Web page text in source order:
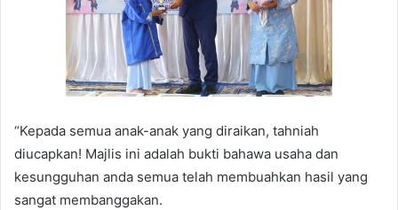
“Kepada semua anak-anak yang diraikan, tahniah
diucapkan! Majlis ini adalah bukti bahawa usaha dan
kesungguhan anda semua telah membuahkan hasil yang
sangat membanggakan.